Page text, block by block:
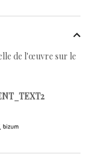
de l'œuvre sur le